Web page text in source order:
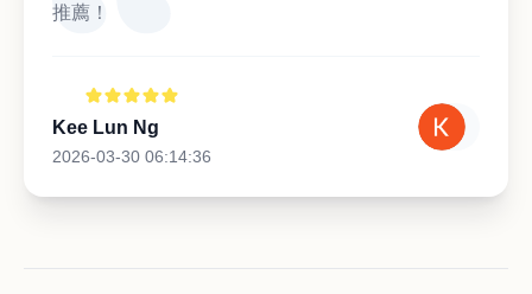
推薦！
Kee Lun Ng
2026-03-30 06:14:36